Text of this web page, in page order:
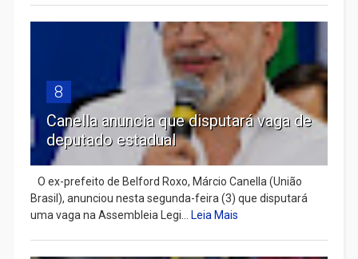
8
Canella anuncia que disputará vaga de
deputado estadual
​ O ex-prefeito de Belford Roxo, Márcio Canella (União
Brasil), anunciou nesta segunda-feira (3) que disputará
uma vaga na Assembleia Legi...
Leia Mais